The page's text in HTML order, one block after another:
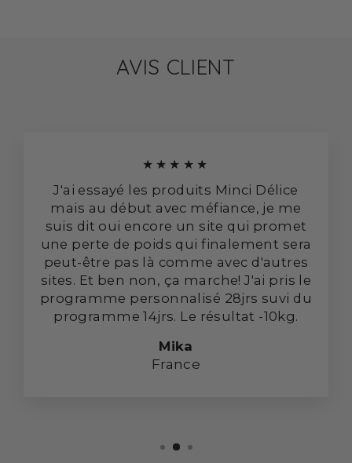
AVIS CLIENT
★★★★★
J'ai essayé les produits Minci Délice
mais au début avec méfiance, je me
suis dit oui encore un site qui promet
une perte de poids qui finalement sera
peut-être pas là comme avec d'autres
sites. Et ben non, ça marche! J'ai pris le
programme personnalisé 28jrs suvi du
programme 14jrs. Le résultat -10kg.
Mika
France